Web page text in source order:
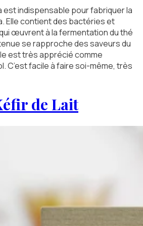
est indispensable pour fabriquer la
Elle contient des bactéries et
œuvrent à la fermentation du thé
se rapproche des saveurs du
est très apprécié comme
C’est facile à faire soi-même, très
de Lait